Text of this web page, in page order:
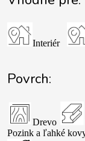
Interiér
Povrch:
Drevo
Pozink a ľahké